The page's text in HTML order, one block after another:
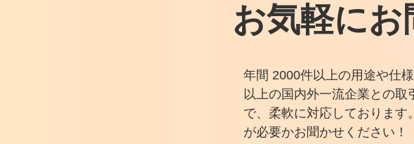
お気軽に
年間 2000件以上の用途や仕
以上の国内外一流企業との
で、柔軟に対応しております
が必要かお聞かせください！